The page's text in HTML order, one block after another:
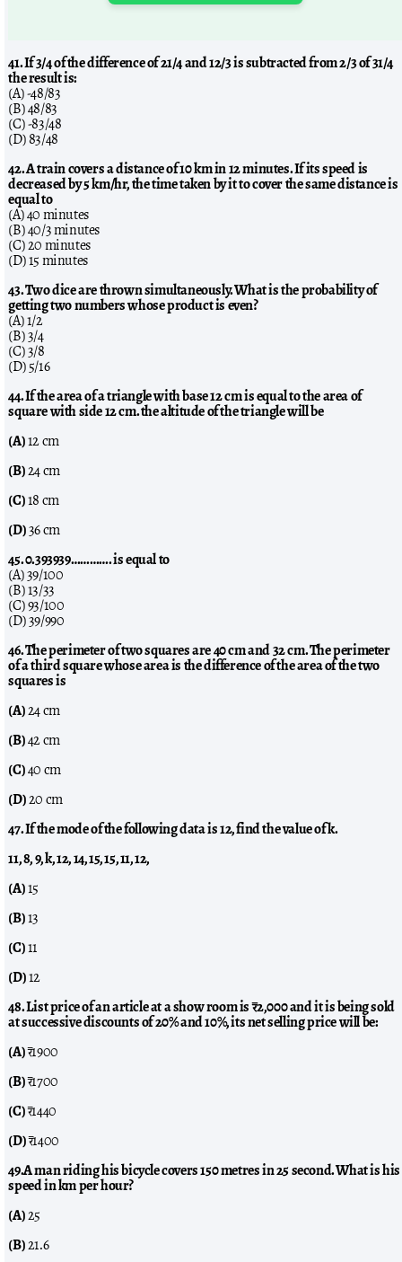
41. If 3/4 of the difference of 21/4 and 12/3 is subtracted from 2/3 of 31/4
the result is:
(A) -48/83
(B) 48/83
(C) -83/48
(D) 83/48
42. A train covers a distance of 10 km in 12 minutes. If its speed is
decreased by 5 km/hr, the time taken by it to cover the same distance is
equal to
(A) 40 minutes
(B) 40/3 minutes
(C) 20 minutes
(D) 15 minutes
43. Two dice are thrown simultaneously. What is the probability of
getting two numbers whose product is even?
(A) 1/2
(B) 3/4
(C) 3/8
(D) 5/16
44. If the area of a triangle with base 12 cm is equal to the area of
square with side 12 cm. the altitude of the triangle will be
(A)12 cm
(B)24 cm
(C)18 cm
(D)36 cm
45. 0.393939…………. is equal to
(A) 39/100
(B) 13/33
(C) 93/100
(D) 39/990
46. The perimeter of two squares are 40 cm and 32 cm. The perimeter
of a third square whose area is the difference of the area of the two
squares is
(A)24 cm
(B)42 cm
(C)40 cm
(D)20 cm
47. If the mode of the following data is 12, find the value of k.
11, 8, 9, k, 12, 14, 15, 15, 11, 12,
(A)15
(B)13
(C)11
(D)12
48. List price of an article at a show room is ₹2,000 and it is being sold
at successive discounts of 20% and 10%, its net selling price will be:
(A)₹1900
(B)₹1700
(C)₹1440
(D)₹1400
49.A man riding his bicycle covers 150 metres in 25 second. What is his
speed in km per hour?
(A)25
(B)21.6